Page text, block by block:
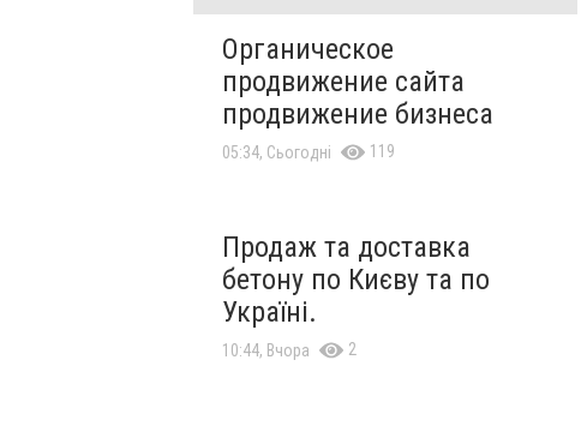
Органическое
продвижение сайта
продвижение бизнеса
05:34, Сьогодні 119
Продаж та доставка
бетону по Києву та по
Україні.
10:44, Вчора 2